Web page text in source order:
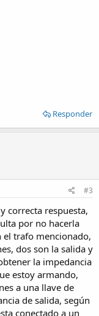
Responder
#3
correcta respuesta,
por no hacerla
el trafo mencionado,
dos son la salida y
la impedancia
estoy armando,
a una llave de
de salida, según
conectado a un